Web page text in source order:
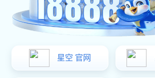
五金冲压加工 拉伸件加工
铝外壳加工 CNC加工